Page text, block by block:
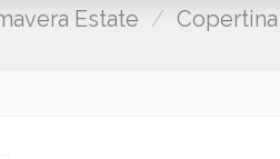
Estate